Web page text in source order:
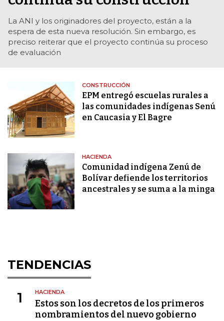
La ANI y los originadores del proyecto, están a la
espera de esta nueva resolución. Sin embargo, es
preciso reiterar que el proyecto continúa su proceso
de evaluación
CONSTRUCCIÓN
EPM entregó escuelas rurales a
las comunidades indígenas Senú
en Caucasia y El Bagre
HACIENDA
Comunidad indígena Zenú de
Bolívar defiende los territorios
ancestrales y se suma a la minga
TENDENCIAS
1 HACIENDA
Estos son los decretos de los primeros
nombramientos del nuevo gobierno